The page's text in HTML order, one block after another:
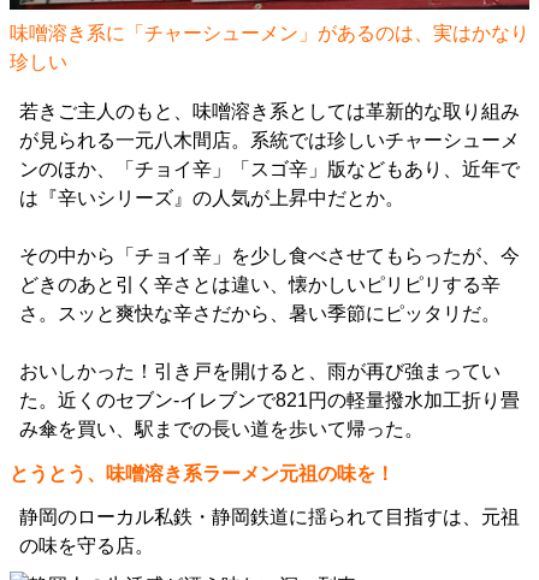
味噌溶き系に「チャーシューメン」があるのは、実はかなり
珍しい
若きご主人のもと、味噌溶き系としては革新的な取り組み
が見られる一元八木間店。系統では珍しいチャーシューメ
ンのほか、「チョイ辛」「スゴ辛」版などもあり、近年で
は『辛いシリーズ』の人気が上昇中だとか。
その中から「チョイ辛」を少し食べさせてもらったが、今
どきのあと引く辛さとは違い、懐かしいピリピリする辛
さ。スッと爽快な辛さだから、暑い季節にピッタリだ。
おいしかった！引き戸を開けると、雨が再び強まってい
た。近くのセブン-イレブンで821円の軽量撥水加工折り畳
み傘を買い、駅までの長い道を歩いて帰った。
とうとう、味噌溶き系ラーメン元祖の味を！
静岡のローカル私鉄・静岡鉄道に揺られて目指すは、元祖
の味を守る店。